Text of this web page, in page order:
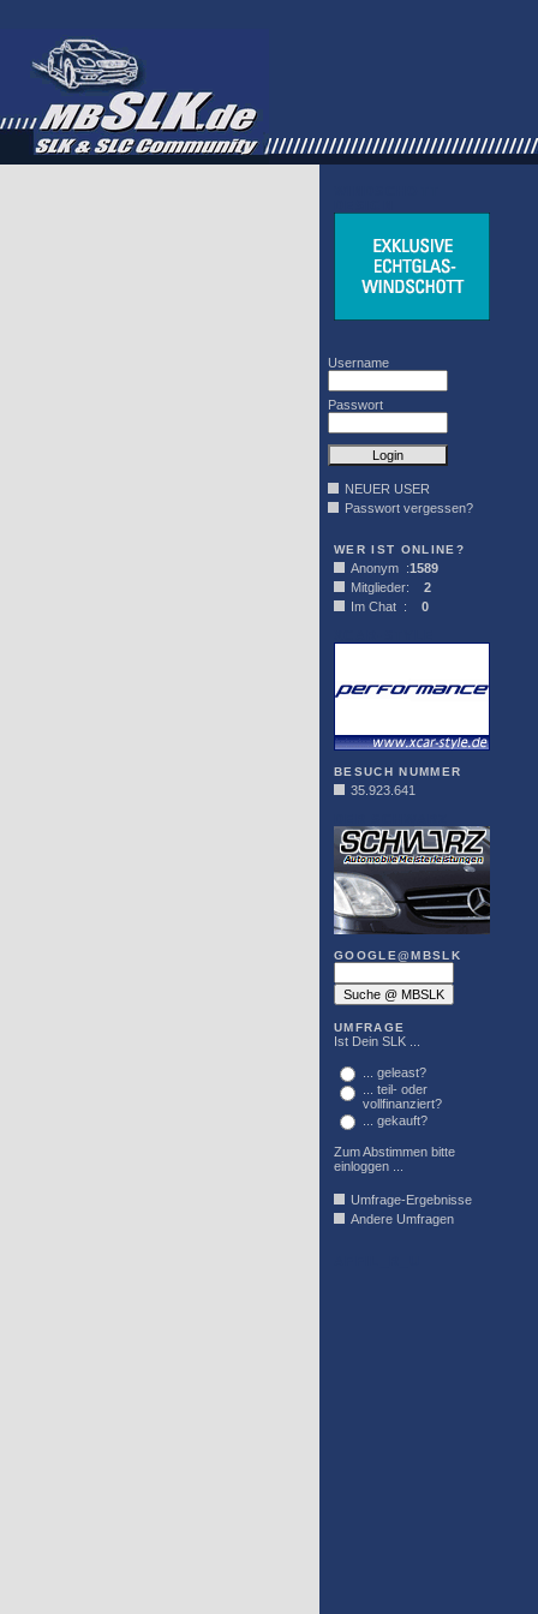
Username
Passwort
NEUER USER
Passwort vergessen?
WER IST ONLINE?
Anonym :1589
Mitglieder: 2
Im Chat : 0
BESUCH NUMMER
35.923.641
GOOGLE@MBSLK
UMFRAGE
Ist Dein SLK ...
... geleast?
... teil- oder
vollfinanziert?
... gekauft?
Zum Abstimmen bitte
einloggen ...
Umfrage-Ergebnisse
Andere Umfragen